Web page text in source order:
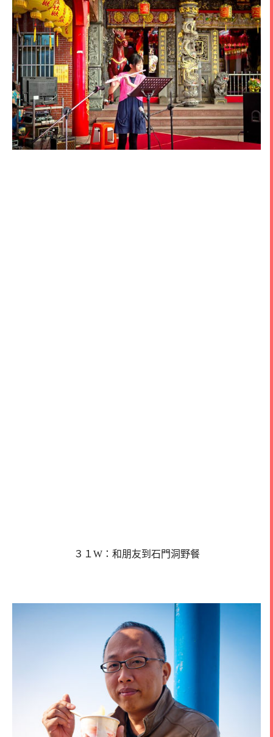
３１W：和朋友到石門洞野餐